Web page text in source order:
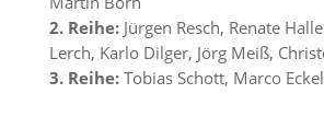
2. Reihe:Jürgen Resch, Renate
Lerch, Karlo Dilger, Jörg Meiß,
3. Reihe:Tobias Schott, Marco Eckel